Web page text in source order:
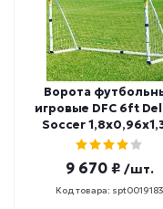
Ворота
игровые DFC 6ft
Soccer
9 670 ₽ /шт.
Код товара: spt0019183